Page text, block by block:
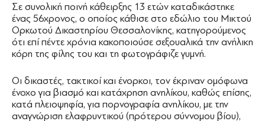
Σε συνολική ποινή κάθειρξης 13 ετών καταδικάστηκε
ένας 56χρονος, ο οποίος κάθισε στο εδώλιο του Μικτού
Ορκωτού Δικαστηρίου Θεσσαλονίκης, κατηγορούμενος
ότι επί πέντε χρόνια κακοποιούσε σεξουαλικά την ανήλικη
κόρη της φίλης του και τη φωτογράφιζε γυμνή.
Οι δικαστές, τακτικοί και ένορκοι, τον έκριναν ομόφωνα
ένοχο για βιασμό και κατάχρηση ανηλίκου, καθώς επίσης,
κατά πλειοψηφία, για πορνογραφία ανηλίκου, με την
αναγνώριση ελαφρυντικού (πρότερου σύννομου βίου),